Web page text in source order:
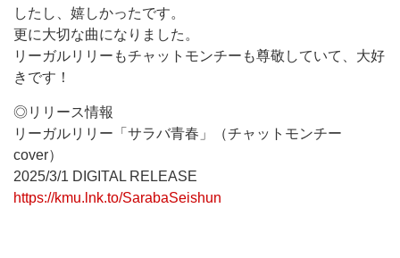
したし、嬉しかったです。
更に大切な曲になりました。
リーガルリリーもチャットモンチーも尊敬していて、大好
きです！
◎リリース情報
リーガルリリー「サラバ青春」（チャットモンチー
cover）
2025/3/1 DIGITAL RELEASE
https://kmu.lnk.to/SarabaSeishun